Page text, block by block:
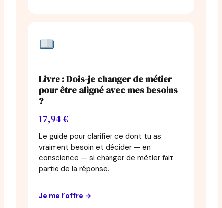
Livre : Dois-je changer de métier
pour être aligné avec mes besoins
?
17,94 €
Le guide pour clarifier ce dont tu as
vraiment besoin et décider — en
conscience — si changer de métier fait
partie de la réponse.
Je me l’offre →